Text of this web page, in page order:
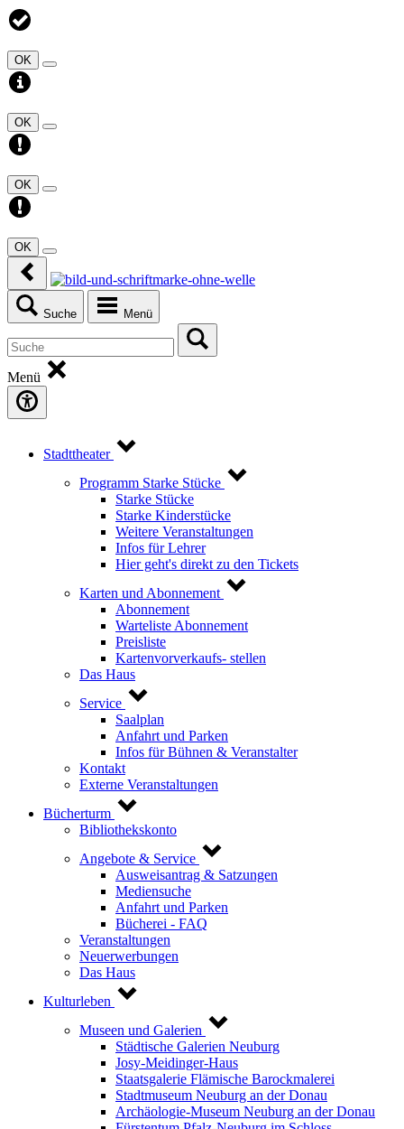
OK
OK
OK
OK
Suche Menü
Menü
Stadttheater
Programm Starke Stücke
Starke Stücke
Starke Kinderstücke
Weitere Veranstaltungen
Infos für Lehrer
Hier geht's direkt zu den Tickets
Karten und Abonnement
Abonnement
Warteliste Abonnement
Preisliste
Kartenvorverkaufs- stellen
Das Haus
Service
Saalplan
Anfahrt und Parken
Infos für Bühnen & Veranstalter
Kontakt
Externe Veranstaltungen
Bücherturm
Bibliothekskonto
Angebote & Service
Ausweisantrag & Satzungen
Mediensuche
Anfahrt und Parken
Bücherei - FAQ
Veranstaltungen
Neuerwerbungen
Das Haus
Kulturleben
Museen und Galerien
Städtische Galerien Neuburg
Josy-Meidinger-Haus
Staatsgalerie Flämische Barockmalerei
Stadtmuseum Neuburg an der Donau
Archäologie-Museum Neuburg an der Donau